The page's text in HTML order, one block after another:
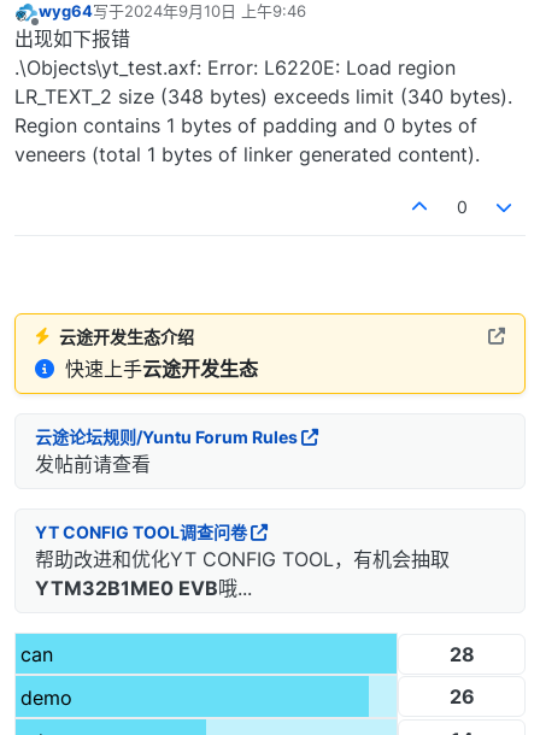
离线
wyg64写于2024年9月10日 上午9:46
最后由 编辑
出现如下报错
.\Objects\yt_test.axf: Error: L6220E: Load region
LR_TEXT_2 size (348 bytes) exceeds limit (340 bytes).
Region contains 1 bytes of padding and 0 bytes of
veneers (total 1 bytes of linker generated content).
0
云途开发生态介绍
快速上手云途开发生态
云途论坛规则/Yuntu Forum Rules
发帖前请查看
YT CONFIG TOOL调查问卷
帮助改进和优化YT CONFIG TOOL，有机会抽取
YTM32B1ME0 EVB哦...
can
28
demo
26